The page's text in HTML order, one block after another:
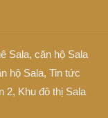
Sala, căn hộ Sala
hộ Sala, Tin tức
2, Khu đô thị Sala